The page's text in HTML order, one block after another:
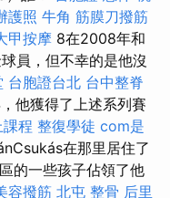
護照 牛角 筋膜刀撥筋
甲按摩 8在2008年和
員，但不幸的是他沒
台胞證台北 台中整脊
他獲得了上述系列賽
程 整復學徒 com是
在那里居住了
的一些孩子佔領了他
容撥筋 北屯 整骨 后里